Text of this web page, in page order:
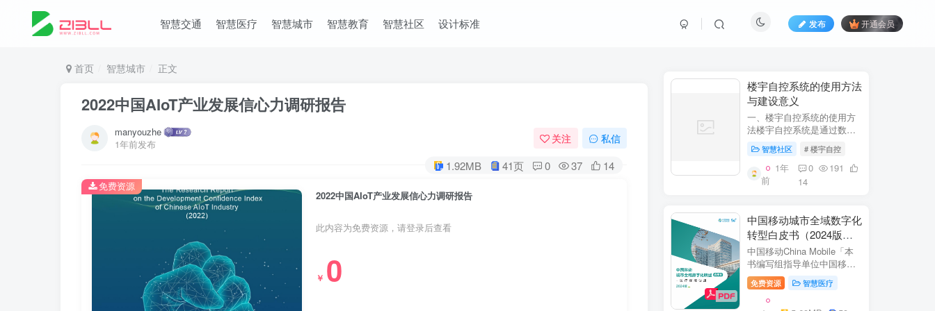
智慧交通 智慧医疗 智慧城市 智慧教育 智慧社区 设计标准 发布 开通会员
首页 智慧城市 正文
2022中国AIoT产业发展信心力调研报告
manyouzhe
1年前发布
关注 私信
1.92MB 41页 0 37 14
2022中国AIoT产业发展信心力调研报告
此内容为免费资源，请登录后查看
￥ 0
免费资源
​​楼宇自控系统的使用方法
与建设意义​
一、楼宇自控系统的使用方
法​​楼宇自控系统是通过数字
化、自动化技术对建筑内机
电设备（如暖通空调、照
明、电梯、给排水等）进行
集中监控、管理和优化运行
智慧社区 # 楼宇自控
1年
前
0
191
14
中国移动城市全域数字化
转型白皮书（2024版）-
医疗保障分册
中国移动China Mobile「本
书编写组指导单位中国移动
集团公司政企事业部编写单
位中移系统集成有限公司主
编李双佶、丁静、杨勇、赵
免费资源 智慧医疗